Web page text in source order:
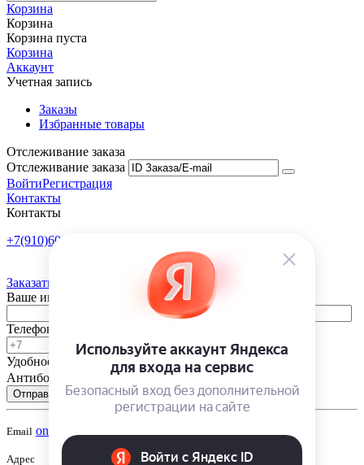
Корзина
Корзина
Корзина пуста
Корзина
Аккаунт
Учетная запись
Заказы
Избранные товары
Отслеживание заказа
Отслеживание заказа
ВойтиРегистрация
Контакты
Контакты
+7(910)601-10-10
Заказать обратный звонок
Ваше имя
Телефон
Удобное время
-
Антибот
Отправить
Email onsad@onsad.ru
Адрес